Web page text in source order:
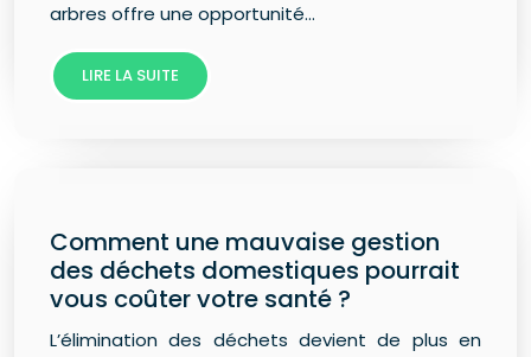
arbres offre une opportunité…
LIRE LA SUITE
Comment une mauvaise gestion
des déchets domestiques pourrait
vous coûter votre santé ?
L’élimination des déchets devient de plus en